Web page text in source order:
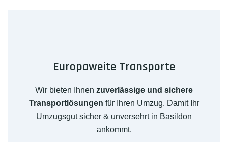
Europaweite Transporte
Wir bieten Ihnen zuverlässige und sichere
Transportlösungen für Ihren Umzug. Damit Ihr
Umzugsgut sicher & unversehrt in Basildon
ankommt.